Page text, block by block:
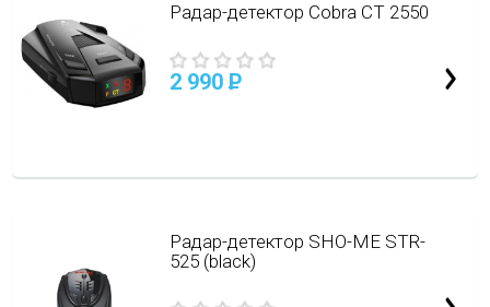
Радар-детектор Cobra CT 2550
2 990 P
Радар-детектор SHO-ME STR-
525 (black)